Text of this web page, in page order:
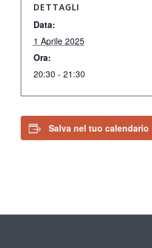
DETTAGLI
Data:
1 Aprile 2025
Ora:
20:30 - 21:30
Salva nel tuo calendario